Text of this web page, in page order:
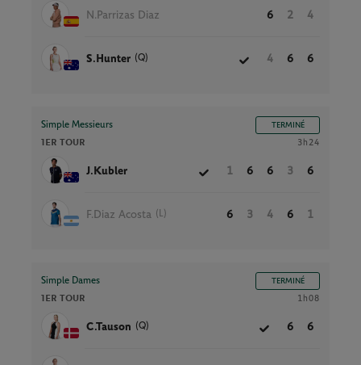
N.Parrizas Diaz 6 2 4
S.Hunter (Q) 4 6 6
Simple Messieurs TERMINÉ
1ER TOUR 3h24
J.Kubler 1 6 6 3 6
F.Diaz Acosta (L) 6 3 4 6 1
Simple Dames TERMINÉ
1ER TOUR 1h08
C.Tauson (Q) 6 6